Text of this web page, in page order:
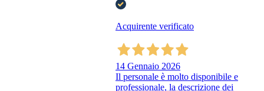
Acquirente verificato
14 Gennaio 2026
Il personale è molto disponibile e
professionale, la descrizione dei